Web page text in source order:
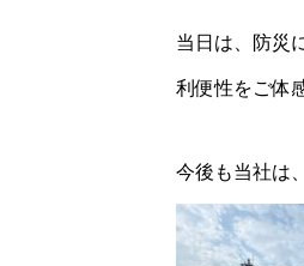
当日は、防災
利便性をご体
今後も当社は